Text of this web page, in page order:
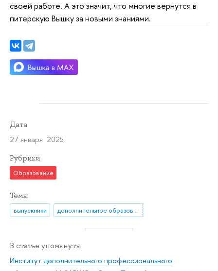
своей работе. А это значит, что многие вернутся в
питерскую Вышку за новыми знаниями.
Дата
27 января 2025
Рубрики
Образование
Темы
выпускники дополнительное образование
В статье упомянуты
Институт дополнительного профессионального